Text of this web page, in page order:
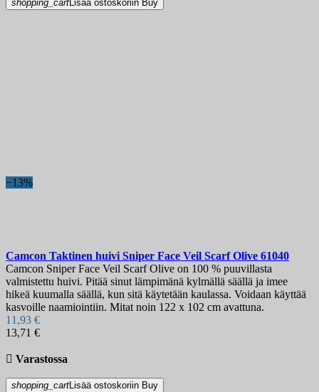
shopping_cartLisää ostoskoriin Buy
−13%
Camcon Taktinen huivi Sniper Face Veil Scarf Olive 61040
Camcon Sniper Face Veil Scarf Olive on 100 % puuvillasta
valmistettu huivi. Pitää sinut lämpimänä kylmällä säällä ja imee
hikeä kuumalla säällä, kun sitä käytetään kaulassa. Voidaan käyttää
kasvoille naamiointiin. Mitat noin 122 x 102 cm avattuna.
11,93 €
13,71 €
 Varastossa
shopping_cartLisää ostoskoriin Buy